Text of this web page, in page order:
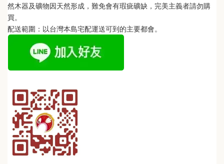
然木器及礦物因天然形成，難免會有瑕疵礦缺，完美主義者請勿購
買。
配送範圍：以台灣本島宅配運送可到的主要都會。